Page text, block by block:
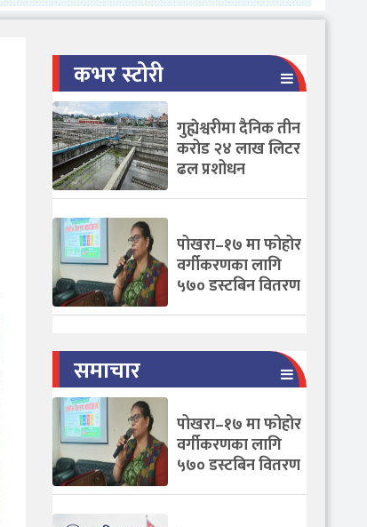
कभर स्टोरी
गुह्येश्वरीमा दैनिक तीन
करोड २४ लाख लिटर
ढल प्रशोधन
पोखरा–१७ मा फोहोर
वर्गीकरणका लागि
५७० डस्टबिन वितरण
समाचार
पोखरा–१७ मा फोहोर
वर्गीकरणका लागि
५७० डस्टबिन वितरण